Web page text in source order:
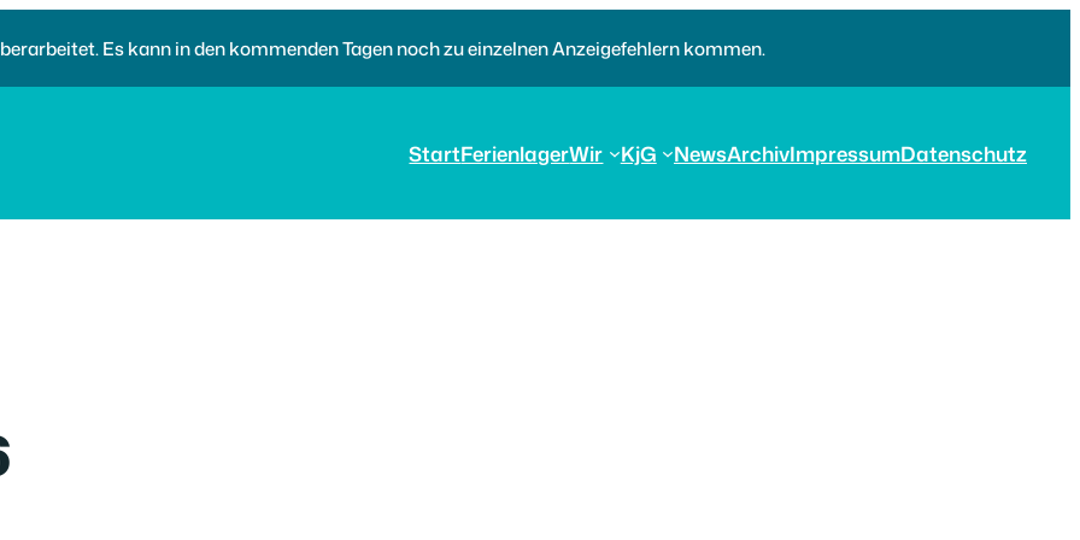
Es kann in den kommenden Tagen noch zu einzelnen Anzeigefehlern kommen.
StartFerienlagerWir KjG NewsArchivImpressumDatenschutz